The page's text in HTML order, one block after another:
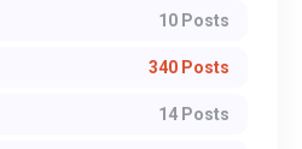
10 Posts
340 Posts
14 Posts